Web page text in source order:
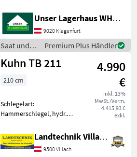
Antritt telefonisch, ob die
von Ihnen angefragte
Maschineaktuell bei uns am
Lager steht.
Unser Lagerhaus WHG, Kärnten, Klagenfurt
9020 Klagenfurt
Saat und
Pflege /
Maschio
Premium Plus Händler
Kuhn TB 211
4.990
€
inkl. 13%
MwSt./Verm.
4.415,93 €
exkl.
210 cm
Schlegelart:
Hammerschlegel, hydr.
Getriebe, Bodenstützwalze
Kuhn Seitenmulcher TB 211
mit Hammerausführung,
Landtechnik Villach GmbH
9500 Villach